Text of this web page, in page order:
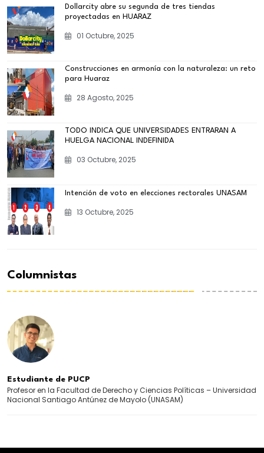
Dollarcity abre su segunda de tres tiendas
proyectadas en HUARAZ
01 Octubre, 2025
Construcciones en armonía con la naturaleza: un reto
para Huaraz
28 Agosto, 2025
TODO INDICA QUE UNIVERSIDADES ENTRARAN A
HUELGA NACIONAL INDEFINIDA
03 Octubre, 2025
Intención de voto en elecciones rectorales UNASAM
13 Octubre, 2025
Columnistas
Estudiante de PUCP
Profesor en la Facultad de Derecho y Ciencias Políticas – Universidad
Nacional Santiago Antúnez de Mayolo (UNASAM)